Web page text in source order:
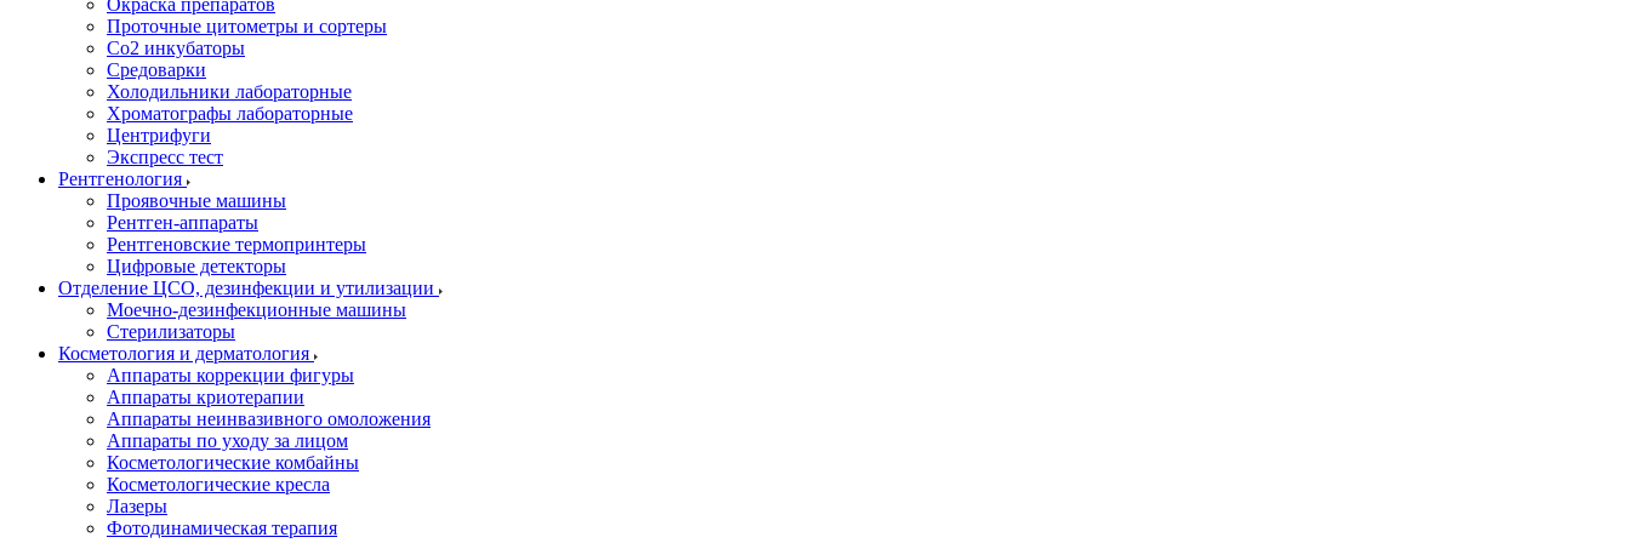
Окраска препаратов
Проточные цитометры и сортеры
Со2 инкубаторы
Средоварки
Холодильники лабораторные
Хроматографы лабораторные
Центрифуги
Экспресс тест
Рентгенология
Проявочные машины
Рентген-аппараты
Рентгеновские термопринтеры
Цифровые детекторы
Отделение ЦСО, дезинфекции и утилизации
Моечно-дезинфекционные машины
Стерилизаторы
Косметология и дерматология
Аппараты коррекции фигуры
Аппараты криотерапии
Аппараты неинвазивного омоложения
Аппараты по уходу за лицом
Косметологические комбайны
Косметологические кресла
Лазеры
Фотодинамическая терапия